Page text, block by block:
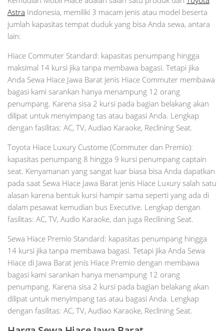
Astra Indonesia, memiliki 3 macam jenis atau model beserta
jumlah kapasitas tempat duduk yang bisa Anda sewa, antara
lain:
Hiace Commuter Standard: kapasitas penumpang hingga
maksimal 14 kursi jika tanpa membawa bagasi. Tetapi jika
Anda Sewa Hiace Jawa Barat jenis Hiace Commuter membawa
bagasi kami sarankan hanya menampung 12 orang
penumpang. Karena sisa 2 kursi pada bagian belakang akan
dilipat untuk menyimpang tas atau bagasi Anda. Lengkap
dengan fasilitas: AC, TV, Audiao Karaoke, Reclining Seat.
Toyota Hiace Luxury Custome (Commuter dan Premio):
kapasitas penumpang 8 hingga 9 kursi penumpang captain
seat. Kenyamanan yang sangat luar biasa bisa Anda dapatkan
pada saat Sewa Hiace Jawa Barat jenis Hiace Luxury salah satu
alasan karena bentuk kursi hampir sama seperti yang ada di
dalam pesawat kemudian bus Executive. Lengkap dengan
fasilitas: AC, TV, Audio Karaoke, dan juga Recilining Seat.
Sewa Hiace Premio Standard: kapasitas penumpang hingga
14 kursi jika tanpa membawa bagasi. Tetapi jika Anda Sewa
Hiace di Jawa Barat jenis Hiace Premio dengan membawa
bagasi kami sarankan hanya menampung 12 orang
penumpang. Karena sisa 2 kursi pada bagian belakang akan
dilipat untuk menyimpang tas atau bagasi Anda. Lengkap
dengan fasilitas: AC, TV, Audiao Karaoke, Reclining Seat.